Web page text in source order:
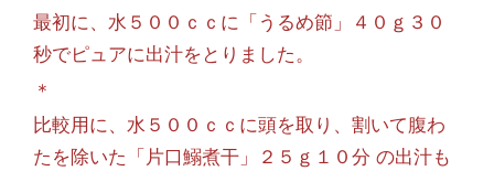
最初に、水５００ｃｃに「うるめ節」４０ｇ３０
秒でピュアに出汁をとりました。
＊
比較用に、水５００ｃｃに頭を取り、割いて腹わ
たを除いた「片口鰯煮干」２５ｇ１０分 の出汁も